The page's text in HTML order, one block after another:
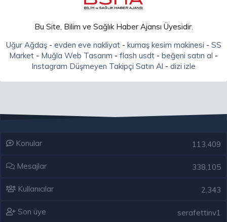
Bu Site, Bilim ve Sağlık Haber Ajansı Üyesidir.
Uğur Ağdaş- evden eve nakliyat- kumaş kesim makinesi - SS
Market - Muğla Web Tasarım - flash usdt - beğeni satın al -
Instagram Düşmeyen Takipçi Satın Al - dizi izle
Konular 113,409
Mesajlar 338,105
Kullanıcılar 2,343
Son üye serafettinv1